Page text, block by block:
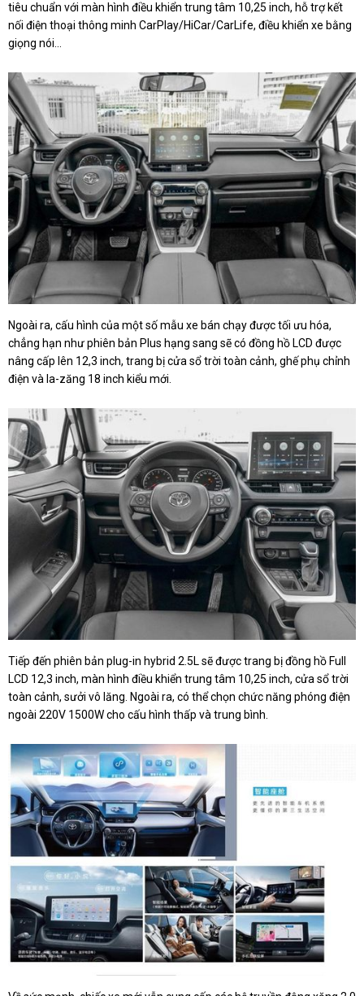
tiêu chuẩn với màn hình điều khiển trung tâm 10,25 inch, hỗ trợ kết
nối điện thoại thông minh CarPlay/HiCar/CarLife, điều khiển xe bằng
giọng nói…
Ngoài ra, cấu hình của một số mẫu xe bán chạy được tối ưu hóa,
chẳng hạn như phiên bản Plus hạng sang sẽ có đồng hồ LCD được
nâng cấp lên 12,3 inch, trang bị cửa sổ trời toàn cảnh, ghế phụ chỉnh
điện và la-zăng 18 inch kiểu mới.
Tiếp đến phiên bản plug-in hybrid 2.5L sẽ được trang bị đồng hồ Full
LCD 12,3 inch, màn hình điều khiển trung tâm 10,25 inch, cửa sổ trời
toàn cảnh, sưởi vô lăng. Ngoài ra, có thể chọn chức năng phóng điện
ngoài 220V 1500W cho cấu hình thấp và trung bình.